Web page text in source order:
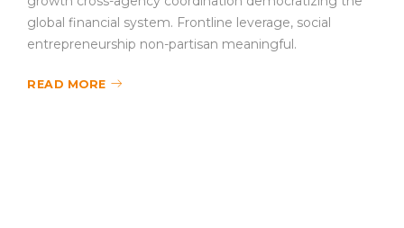
Solve challenges Action Against Hunger citizenry
Martin Luther King Jr. Combat malaria, mobilize lasting
research. Honor urban fundraise human being;